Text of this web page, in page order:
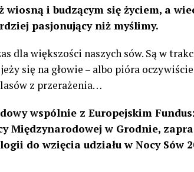
wiosną i budzącym się życiem, a
pasjonujący niż myślimy.
dla większości naszych sów. Są w
się na głowie – albo pióra
z przerażenia…
wspólnie z Europejskim
Międzynarodowej w Grodnie,
do wzięcia udziału w Nocy Sów